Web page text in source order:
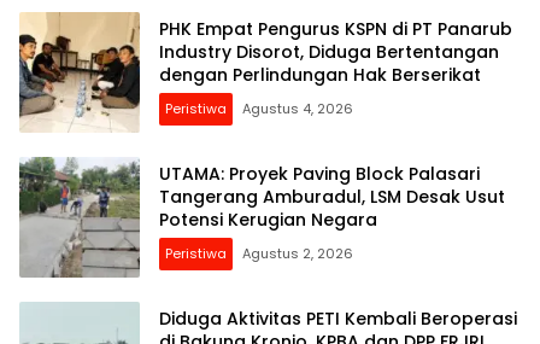
PHK Empat Pengurus KSPN di PT Panarub
Industry Disorot, Diduga Bertentangan
dengan Perlindungan Hak Berserikat
Peristiwa Agustus 4, 2026
UTAMA: Proyek Paving Block Palasari
Tangerang Amburadul, LSM Desak Usut
Potensi Kerugian Negara
Peristiwa Agustus 2, 2026
Diduga Aktivitas PETI Kembali Beroperasi